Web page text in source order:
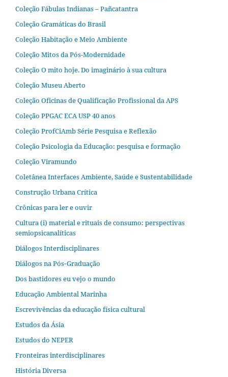
Coleção Fábulas Indianas – Pañcatantra
Coleção Gramáticas do Brasil
Coleção Habitação e Meio Ambiente
Coleção Mitos da Pós-Modernidade
Coleção O mito hoje. Do imaginário à sua cultura
Coleção Museu Aberto
Coleção Oficinas de Qualificação Profissional da APS
Coleção PPGAC ECA USP 40 anos
Coleção ProfCiAmb Série Pesquisa e Reflexão
Coleção Psicologia da Educação: pesquisa e formação
Coleção Viramundo
Coletânea Interfaces Ambiente, Saúde e Sustentabilidade
Construção Urbana Crítica
Crônicas para ler e ouvir
Cultura (i) material e rituais de consumo: perspectivas
semiopsicanalíticas
Diálogos Interdisciplinares
Diálogos na Pós‐Graduação
Dos bastidores eu vejo o mundo
Educação Ambiental Marinha
Escrevivências da educação física cultural
Estudos da Ásia​
Estudos do NEPER
Fronteiras interdisciplinares
História Diversa